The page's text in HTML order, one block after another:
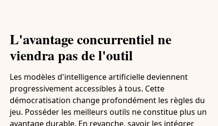
L'avantage concurrentiel ne
viendra pas de l'outil
Les modèles d'intelligence artificielle deviennent
progressivement accessibles à tous. Cette
démocratisation change profondément les règles du
jeu. Posséder les meilleurs outils ne constitue plus un
avantage durable. En revanche, savoir les intégrer